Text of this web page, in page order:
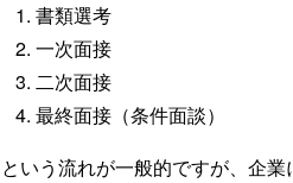
書類選考
一次面接
二次面接
最終面接（条件面談）
という流れが一般的ですが、企